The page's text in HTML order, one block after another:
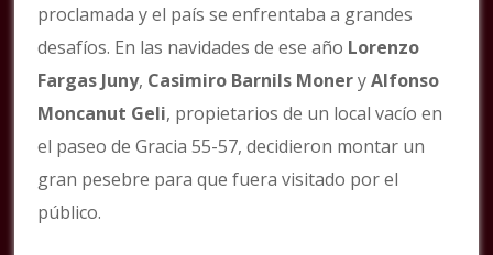
proclamada y el país se enfrentaba a grandes
desafíos. En las navidades de ese año Lorenzo
Fargas Juny, Casimiro Barnils MoneryAlfonso
Moncanut Geli, propietarios de un local vacío en
el paseo de Gracia 55-57, decidieron montar un
gran pesebre para que fuera visitado por el
público.